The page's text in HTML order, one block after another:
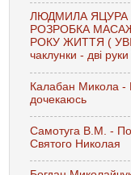
ЛЮДМИЛА ЯЦУРА
РОЗРОБКА
РОКУ ЖИТТЯ (
чаклунки - дві
Калабан Микола -
дочекаюсь
Самотуга В.М. -
Святого Николая